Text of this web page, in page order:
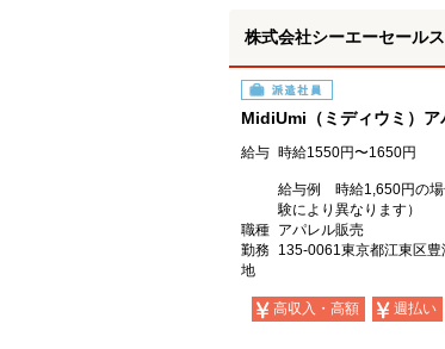
株式会社シーエーセール
派遣社員
MidiUmi（ミディウミ）
給与 時給1550円〜1650円
給与例 時給1,650円の場
験により異なります）
職種 アパレル販売
勤務
地
135-0061東京都江東区
高収入・高額 週払い